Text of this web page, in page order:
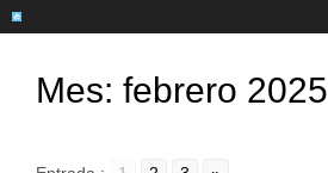
Saltar
al
Mes: febrero 2025